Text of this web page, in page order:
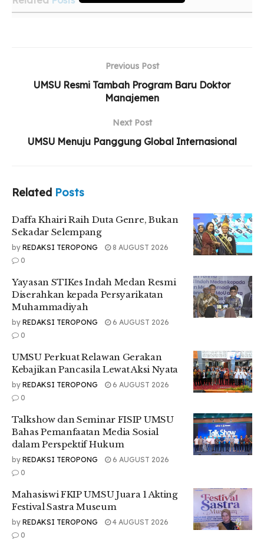
Yayasan STIKes Indah Medan Resmi Diserahkan
kepada Persyarikatan Muhammadiyah
UMSU Perkuat Relawan Gerakan Kebajikan
apalagi kita berkuliah di UMSU, bukan hanya akademisi yang
ungkapnya.
Syahru menambahkan UMSU selalu update terkait informasi-
informasi yang selalu berkembang terutama pada saat ini
dalam kancah prestasi.
“Cuma karena kita berkuliah di UMSU kita dapat tahu
bahwasanya UMSU selalu update terkait informasi-informasi
yang selalu berkembang terutama pada saat ini dalam
kancah prestasi, dalam kancah isu-isu Nasional pun UMSU
ikut terlibat,” lanjutnya.
Dalam wawancara yang sama, Ketua PK IMM FIKTI Irsayd
Aulia Dongoran, menambahkan bahwa salah satu faktor
yang membedakan UMSU dari kampus lainnya adalah
apresiasi terhadap kreativitas mahasiswa. Menurutnya, di
pengakuan dan dukungan yang layak.
“Menurut pengalaman saya pribadi, apa yang membedakan
UMSU dengan kampus lain yaitu di mana kita memiliki
kreativitas, sekecil apapun atau prestasi sekecil apapun baik
tingkat Kota, Kabupaten, Provinsi, Nasional, bahkan
Internasional semua dihargai dan diapresiasi. Di samping itu
kita dibimbing untuk ditempah secara maksimal untuk
mendapatkan hasil terbaik,” jelasnya.
Previous Post
UMSU Resmi Tambah Program Baru Doktor
Manajemen
Next Post
UMSU Menuju Panggung Global Internasional
Related Posts
Daffa Khairi Raih Duta Genre, Bukan
Sekadar Selempang
by REDAKSI TEROPONG
8 AUGUST 2026
0
Yayasan STIKes Indah Medan Resmi
Diserahkan kepada Persyarikatan
Muhammadiyah
by REDAKSI TEROPONG
6 AUGUST 2026
0
UMSU Perkuat Relawan Gerakan
Kebajikan Pancasila Lewat Aksi Nyata
by REDAKSI TEROPONG
6 AUGUST 2026
0
Talkshow dan Seminar FISIP UMSU
Bahas Pemanfaatan Media Sosial
dalam Perspektif Hukum
by REDAKSI TEROPONG
6 AUGUST 2026
0
Mahasiswi FKIP UMSU Juara 1 Akting
Festival Sastra Museum
by REDAKSI TEROPONG
4 AUGUST 2026
0